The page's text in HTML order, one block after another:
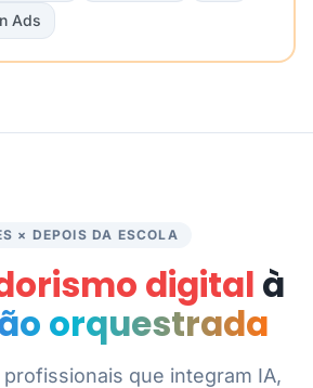
Ads
× DEPOIS DA ESCOLA
digital à
orquestrada
que integram IA,